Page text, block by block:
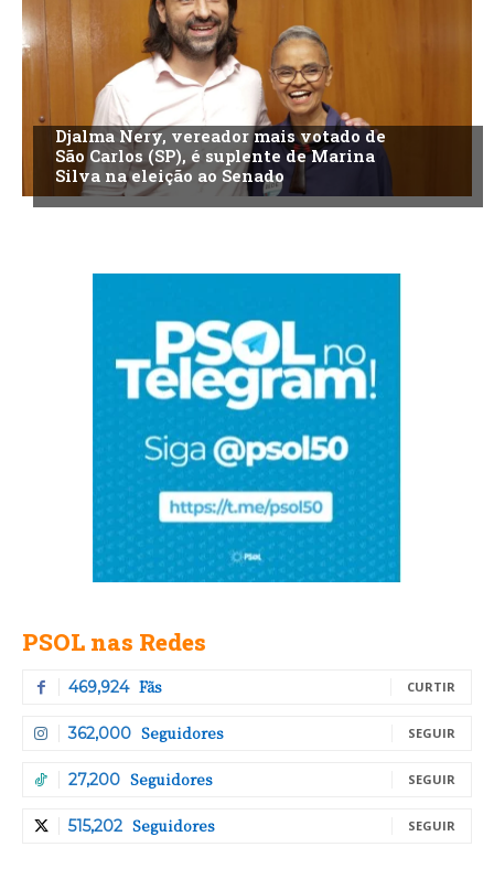
Djalma Nery, vereador mais votado de
São Carlos (SP), é suplente de Marina
Silva na eleição ao Senado
PSOL nas Redes
469,924 Fãs CURTIR
362,000 Seguidores SEGUIR
27,200 Seguidores SEGUIR
515,202 Seguidores SEGUIR